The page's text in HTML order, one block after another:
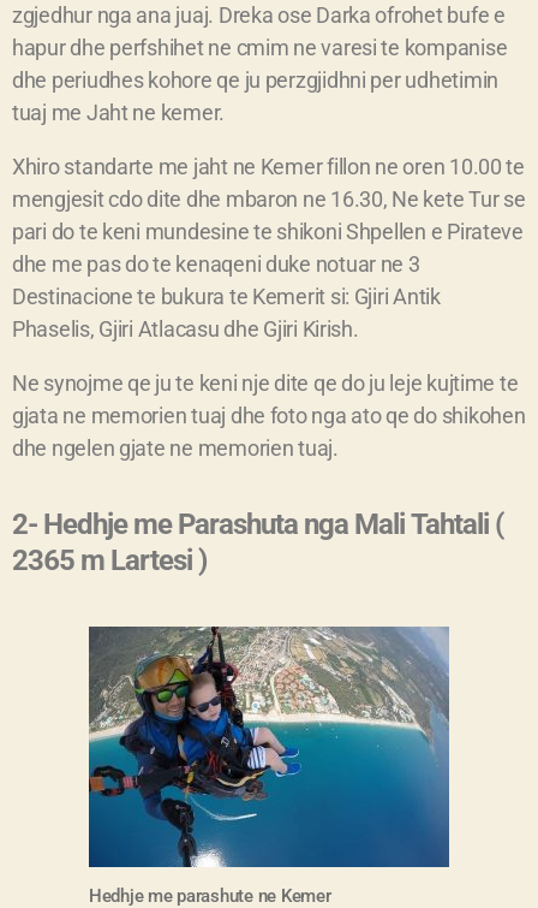
zgjedhur nga ana juaj. Dreka ose Darka ofrohet bufe e
hapur dhe perfshihet ne cmim ne varesi te kompanise
dhe periudhes kohore qe ju perzgjidhni per udhetimin
tuaj me Jaht ne kemer.
Xhiro standarte me jaht ne Kemer fillon ne oren 10.00 te
mengjesit cdo dite dhe mbaron ne 16.30, Ne kete Tur se
pari do te keni mundesine te shikoni Shpellen e Pirateve
dhe me pas do te kenaqeni duke notuar ne 3
Destinacione te bukura te Kemerit si: Gjiri Antik
Phaselis, Gjiri Atlacasu dhe Gjiri Kirish.
Ne synojme qe ju te keni nje dite qe do ju leje kujtime te
gjata ne memorien tuaj dhe foto nga ato qe do shikohen
dhe ngelen gjate ne memorien tuaj.
2- Hedhje me Parashuta nga Mali Tahtali (
2365 m Lartesi )
Hedhje me parashute ne Kemer